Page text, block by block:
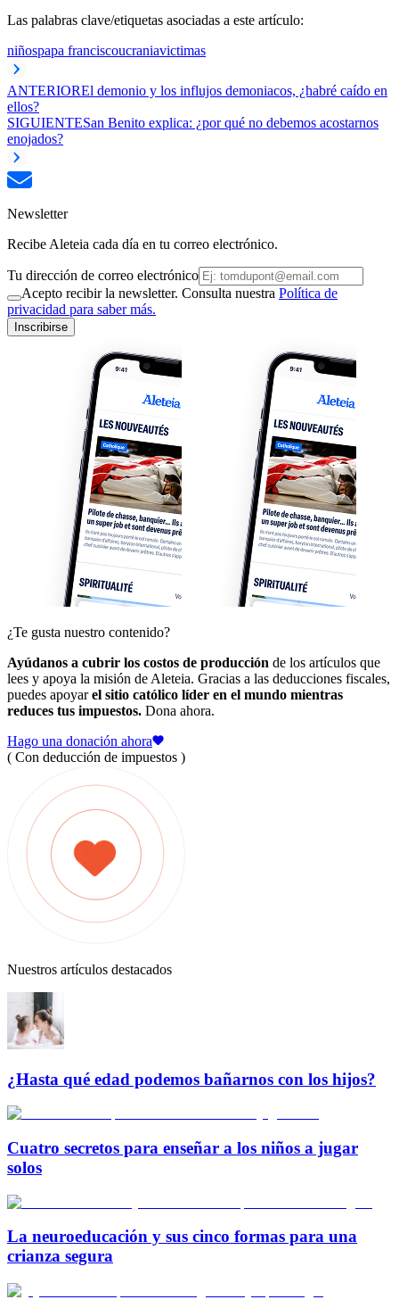
Las palabras clave/etiquetas asociadas a este artículo:
niñospapa franciscoucraniavictimas
ANTERIOREl demonio y los influjos demoniacos, ¿habré caído en
ellos?
SIGUIENTESan Benito explica: ¿por qué no debemos acostarnos
enojados?
Newsletter
Recibe Aleteia cada día en tu correo electrónico.
Tu dirección de correo electrónico
Acepto recibir la newsletter. Consulta nuestra Política de
privacidad para saber más.
Inscribirse
¿Te gusta nuestro contenido?
Ayúdanos a cubrir los costos de producción de los artículos que
lees y apoya la misión de Aleteia. Gracias a las deducciones fiscales,
puedes apoyarel sitio católico líder en el mundo mientras
reduces tus impuestos. Dona ahora.
Hago una donación ahora
( Con deducción de impuestos )
Nuestros artículos destacados
¿Hasta qué edad podemos bañarnos con los hijos?
Cuatro secretos para enseñar a los niños a jugar
solos
La neuroeducación y sus cinco formas para una
crianza segura